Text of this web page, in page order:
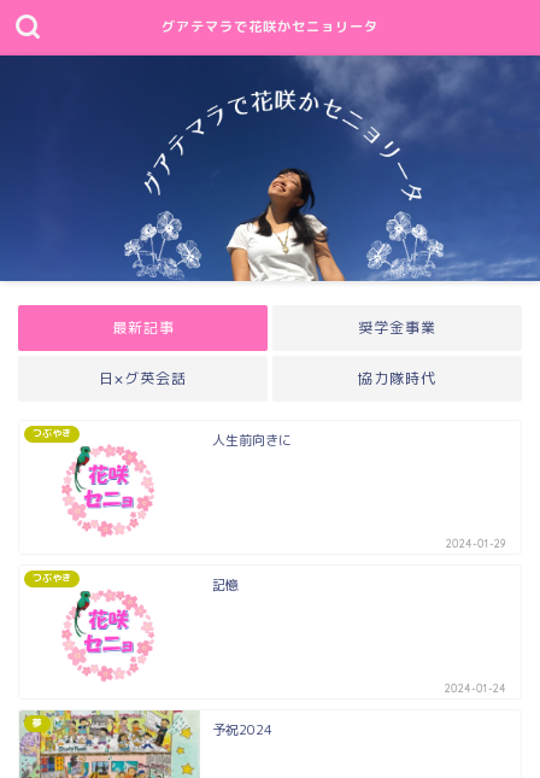
グアテマラで花咲かセニョリータ
最新記事 奨学金事業
日×グ英会話 協力隊時代
つぶやき 人生前向きに
2024-01-29
つぶやき 記憶
2024-01-24
夢 予祝2024